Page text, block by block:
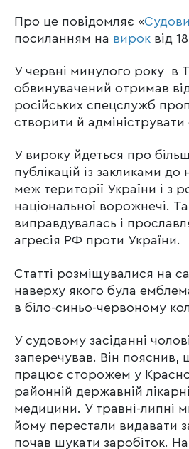
Про це повідомляє «
посиланням на вирок від
У червні минулого року в
обвинувачений отримав
російських спецслужб
створити й адмініструвати
У вироку йдеться про
публікацій із закликами до
меж території України і з
національної ворожнечі.
виправдувалась і
агресія РФ проти України.
Статті розміщувалися на
наверху якого була
в біло-синьо-червоному
У судовому засіданні
заперечував. Він пояснив,
працює сторожем у
районній державній
медицини. У травні-липні
йому перестали видавати
почав шукати заробіток.